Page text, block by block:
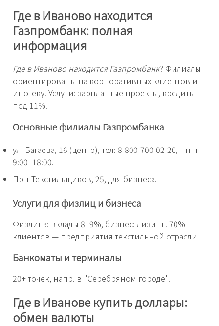
Где в Иваново находится
Газпромбанк: полная
информация
Где в Иваново находится Газпромбанк? Филиалы
ориентированы на корпоративных клиентов и
ипотеку. Услуги: зарплатные проекты, кредиты
под 11%.
Основные филиалы Газпромбанка
ул. Багаева, 16 (центр), тел: 8-800-700-02-20, пн–пт
9:00–18:00.
Пр-т Текстильщиков, 25, для бизнеса.
Услуги для физлиц и бизнеса
Физлица: вклады 8–9%, бизнес: лизинг. 70%
клиентов — предприятия текстильной отрасли.
Банкоматы и терминалы
20+ точек, напр. в "Серебряном городе".
Где в Иванове купить доллары:
обмен валюты